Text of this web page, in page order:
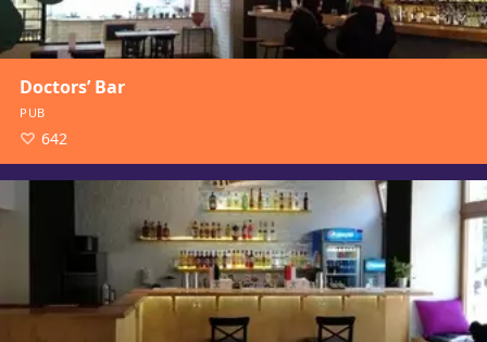
Doctors’ Bar
PUB
642